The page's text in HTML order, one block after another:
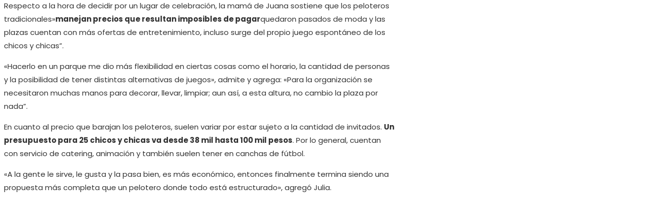
Respecto a la hora de decidir por un lugar de celebración, la mamá de Juana sostiene que los peloteros
tradicionales»manejan precios que resultan imposibles de pagarquedaron pasados ​​de moda y las
plazas cuentan con más ofertas de entretenimiento, incluso surge del propio juego espontáneo de los
chicos y chicas”.
«Hacerlo en un parque me dio más flexibilidad en ciertas cosas como el horario, la cantidad de personas
y la posibilidad de tener distintas alternativas de juegos», admite y agrega: «Para la organización se
necesitaron muchas manos para decorar, llevar, limpiar; aun así, a esta altura, no cambio la plaza por
nada”.
En cuanto al precio que barajan los peloteros, suelen variar por estar sujeto a la cantidad de invitados. Un
presupuesto para 25 chicos y chicas va desde 38 mil hasta 100 mil pesos. Por lo general, cuentan
con servicio de catering, animación y también suelen tener en canchas de fútbol.
«A la gente le sirve, le gusta y la pasa bien, es más económico, entonces finalmente termina siendo una
propuesta más completa que un pelotero donde todo está estructurado», agregó Julia.